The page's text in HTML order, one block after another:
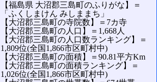
【福島県 大沼郡三島町のふりがな】＝
「ふくしまけん みしままち」
【大沼郡三島町の寺院数】＝7カ寺
【大沼郡三島町の人口】＝1,668人
【大沼郡三島町の人口数ランキング】＝
1,809位(全国1,866市区町村中)
【大沼郡三島町の面積】＝90.81平方Km
【大沼郡三島町の面積ランキング】＝
1,026位(全国1,866市区町村中)